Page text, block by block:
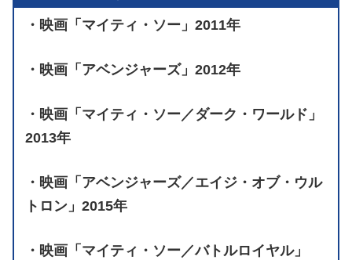
・映画「マイティ・ソー」2011年
・映画「アベンジャーズ」2012年
・映画「マイティ・ソー／ダーク・ワールド」
2013年
・映画「アベンジャーズ／エイジ・オブ・ウル
トロン」2015年
・映画「マイティ・ソー／バトルロイヤル」